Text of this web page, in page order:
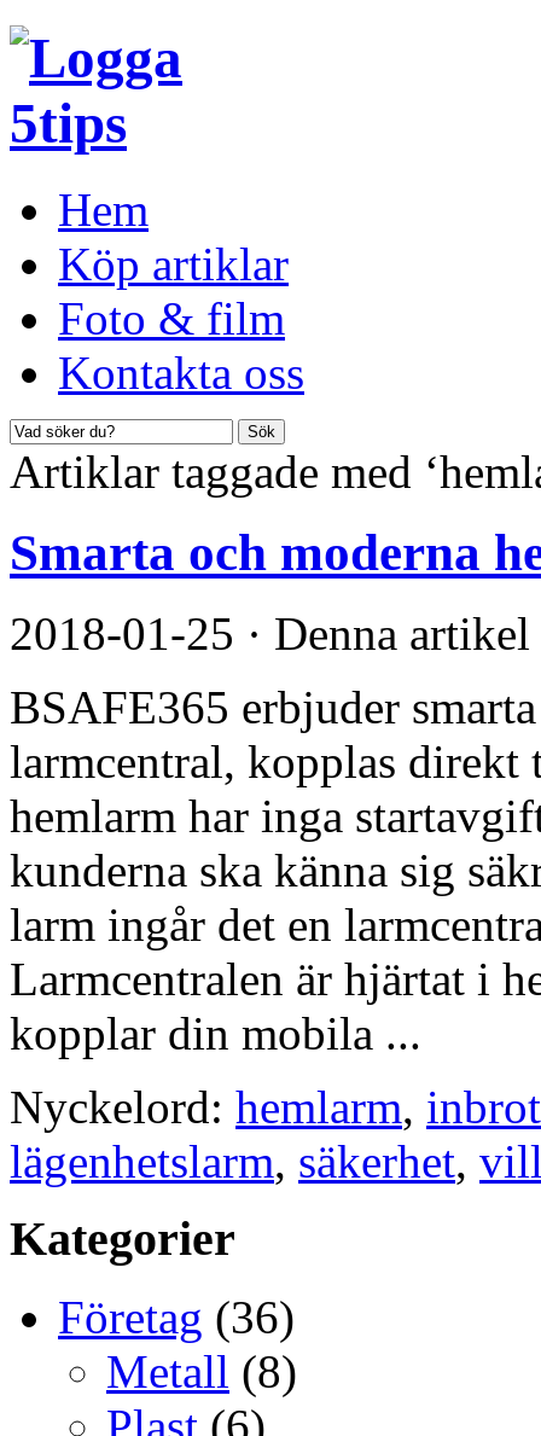
Hem
Köp artiklar
Foto & film
Kontakta oss
Artiklar taggade med
Smarta och moderna
2018-01-25 · Denna
BSAFE365 erbjuder
larmcentral, kopplas
hemlarm har inga
kunderna ska känna sig
larm ingår det en
Larmcentralen är hjärtat i
kopplar din mobila ...
Nyckelord: hemlarm,
lägenhetslarm, säkerhet,
Kategorier
Företag (36)
Metall (8)